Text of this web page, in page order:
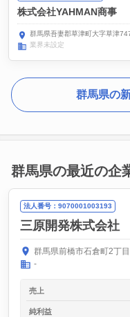
株式会社YAHMAN商事
群馬県吾妻郡草津町大字草津
業界未設定
群馬県の
群馬県の最近の企
法人番号：9070001003193
三原開発株式会社
群馬県前橋市石倉町2丁
-
売上
純利益